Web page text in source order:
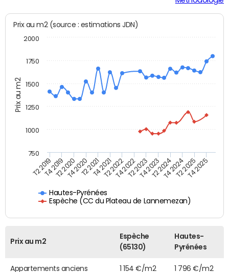
Prix au m2
Prix au m2 (source : estimations JDN)
Hautes-Pyrénées
Espèche (CC du Plateau de Lannemezan)
T2 2019T4 2019T2 2020T4 2020T2 2021T4 2021T2 2022T4 2022T2 2023T4 2023T2 2024T4 2024T2 2025T4 2025
750
1000
1250
1500
1750
2000
Prix au m2
Espèche
(65130)
Hautes-
Pyrénées
Appartements anciens 1 154 €/m2 1 796 €/m2